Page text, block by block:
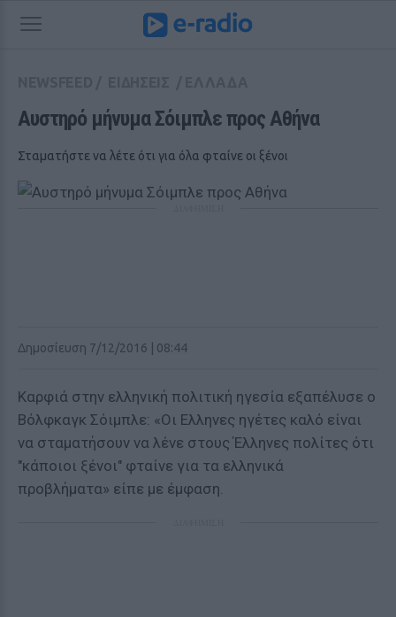
Αυστηρό μήνυμα Σόιμπλε προς Αθήνα
Σταματήστε να λέτε ότι για όλα φταίνε οι ξένοι
Δημοσίευση 7/12/2016 | 08:44
Καρφιά στην ελληνική πολιτική ηγεσία εξαπέλυσε ο
Βόλφκαγκ Σόιμπλε: «Οι Ελληνες ηγέτες καλό είναι
να σταματήσουν να λένε στους Έλληνες πολίτες ότι
"κάποιοι ξένοι" φταίνε για τα ελληνικά
προβλήματα» είπε με έμφαση.